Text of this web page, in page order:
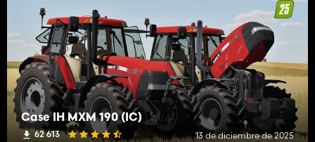
Case IH MXM 190 (IC)
62 613 13 de diciembre de 2025